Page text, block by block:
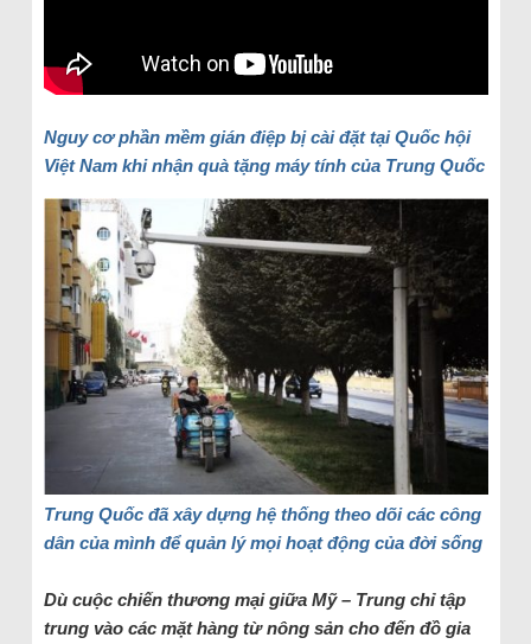
Nguy cơ phần mềm gián điệp bị cài đặt tại Quốc hội
Việt Nam khi nhận quà tặng máy tính của Trung Quốc
Trung Quốc đã xây dựng hệ thống theo dõi các công
dân của mình để quản lý mọi hoạt động của đời sống
Dù cuộc chiến thương mại giữa Mỹ – Trung chỉ tập
trung vào các mặt hàng từ nông sản cho đến đồ gia